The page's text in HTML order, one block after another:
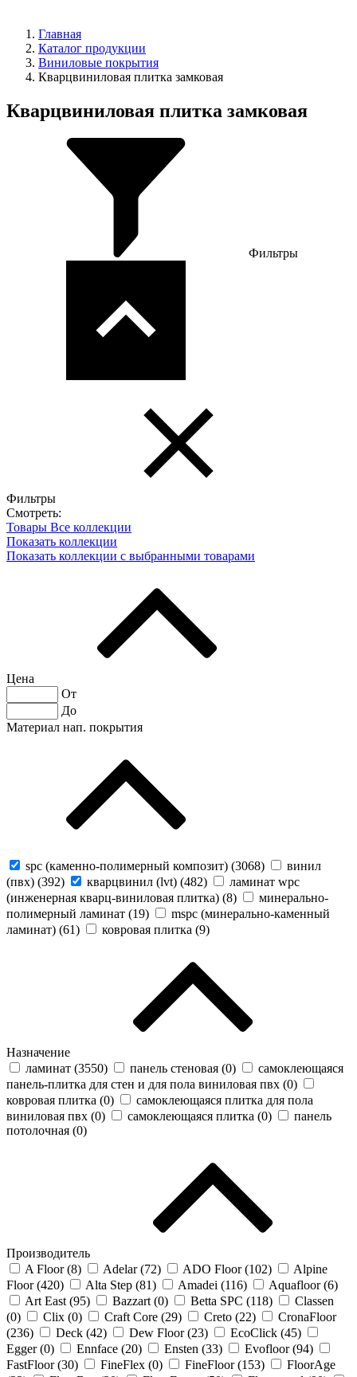
Главная
Каталог продукции
Виниловые покрытия
Кварцвиниловая плитка замковая
Кварцвиниловая плитка замковая
Фильтры
Фильтры
Смотреть:
Товары Все коллекции
Показать коллекции
Показать коллекции с выбранными товарами
Цена
От
До
Материал нап. покрытия
spc (каменно-полимерный композит) (3068)
винил
(пвх) (392) кварцвинил (lvt) (482)
ламинат wpc
(инженерная кварц-виниловая плитка) (8)
минерально-
полимерный ламинат (19)
mspc (минерально-каменный
ламинат) (61) ковровая плитка (9)
Назначение
ламинат (3550) панель стеновая (0)
самоклеющаяся
панель-плитка для стен и для пола виниловая пвх (0)
ковровая плитка (0)
самоклеющаяся плитка для пола
виниловая пвх (0) самоклеющаяся плитка (0)
панель
потолочная (0)
Производитель
A Floor (8) Adelar (72) ADO Floor (102)
Alpine
Floor (420) Alta Step (81) Amadei (116) Aquafloor (6)
Art East (95) Bazzart (0) Betta SPC (118)
Classen
(0) Clix (0) Craft Core (29) Creto (22)
CronaFloor
(236) Deck (42) Dew Floor (23) EcoClick (45)
Egger (0) Ennface (20) Ensten (33) Evofloor (94)
FastFloor (30) FineFlex (0) FineFloor (153)
FloorAge